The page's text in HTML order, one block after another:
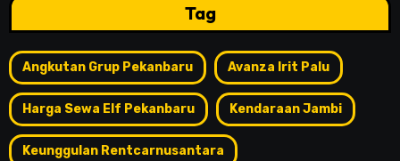
Tag
Angkutan Grup Pekanbaru Avanza Irit Palu
Harga Sewa Elf Pekanbaru Kendaraan Jambi
Keunggulan Rentcarnusantara